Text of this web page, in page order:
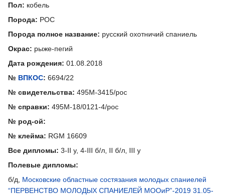
Пол: кобель
Порода: РОС
Порода полное название: русский охотничий спаниель
Окрас: рыже-пегий
Дата рождения: 01.08.2018
№ ВПКОС: 6694/22
№ свидетельства: 495М-3415/рос
№ справки: 495М-18/0121-4/рос
№ род-ой:
№ клейма: RGM 16609
Все дипломы: 3-II у, 4-III б/л, II б/л, III у
Полевые дипломы:
б/д, Московские областные состязания молодых спаниелей
“ПЕРВЕНСТВО МОЛОДЫХ СПАНИЕЛЕЙ МООиР”-2019 31.05-